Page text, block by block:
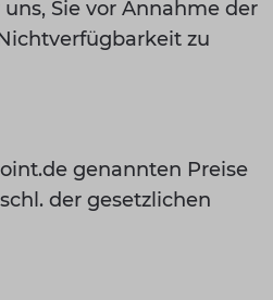
Sie vor Annahme der
zu
genannten Preise
der gesetzlichen